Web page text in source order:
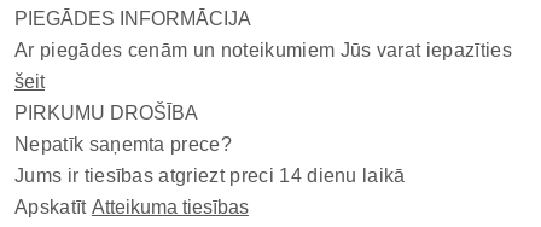
PIEGĀDES INFORMĀCIJA
Ar piegādes cenām un noteikumiem Jūs varat iepazīties
šeit
PIRKUMU DROŠĪBA
Nepatīk saņemta prece?
Jums ir tiesības atgriezt preci 14 dienu laikā
Apskatīt Atteikuma tiesības